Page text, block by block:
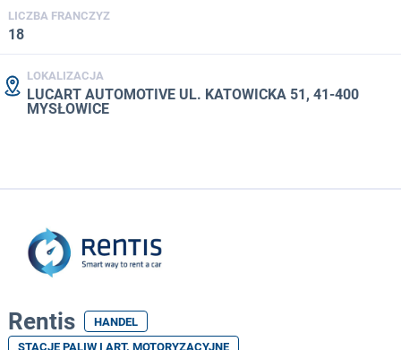
LICZBA FRANCZYZ
18
LOKALIZACJA
LUCART AUTOMOTIVE UL. KATOWICKA 51, 41-400
MYSŁOWICE
Rentis
HANDEL
STACJE PALIW I ART. MOTORYZACYJNE